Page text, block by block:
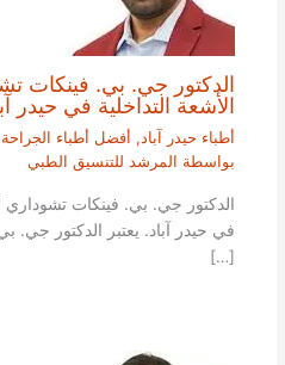
الدكتور جي. بي. فينكات
الأشعة التداخلية في حيدر
أطباء حيدر آباد , أفضل أطباء الجراحة
بواسطة المرشد للتنسيق الطبي
الدكتور جي. بي. فينكات تشوداري
في حيدر آباد. يعتبر الدكتور جي.
[…]